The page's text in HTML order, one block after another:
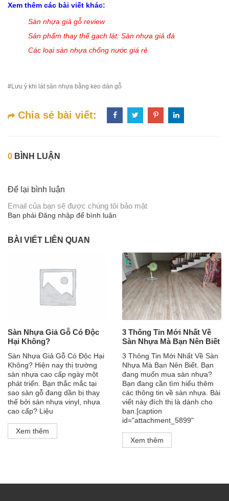
Xem thêm các bài viết khác:
Sàn nhựa giả gỗ review
Sản phẩm thay thế gạch lát: Sàn nhựa giả đá
Các loại sàn nhựa chống nước giá rẻ
#Lưu ý khi lát sàn nhựa bằng keo dán gỗ
Chia sẻ bài viết:
0 BÌNH LUẬN
Để lại bình luận
Email của bạn sẽ được chúng tôi bảo mật
Bạn phải Đăng nhập để bình luận
BÀI VIẾT LIÊN QUAN
Sàn Nhựa Giả Gỗ Có Độc
Hại Không?
Sàn Nhựa Giả Gỗ Có Độc Hại
Không? Hiện nay thị trường
sàn nhựa cao cấp ngày một
phát triển. Bạn thắc mắc tại
sao sàn gỗ đang dần bị thay
thế bởi sàn nhựa vinyl, nhựa
cao cấp? Liệu
Xem thêm
3 Thông Tin Mới Nhất Về
Sàn Nhựa Mà Bạn Nên Biết
3 Thông Tin Mới Nhất Về Sàn
Nhựa Mà Bạn Nên Biết. Bạn
đang muốn mua sàn nhựa?
Bạn đang cần tìm hiểu thêm
các thông tin về sàn nhựa. Bài
viết này đích thị là dành cho
bạn.[caption
id="attachment_5899"
Xem thêm